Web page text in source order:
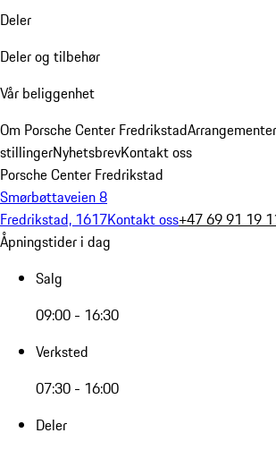
Deler
Deler og tilbehør
Vår beliggenhet
Om Porsche Center FredrikstadArrangementer
stillingerNyhetsbrevKontakt oss
Porsche Center Fredrikstad
Smørbøttaveien 8
Fredrikstad, 1617Kontakt oss+47 69 91 19
Åpningstider i dag
Salg
09:00 - 16:30
Verksted
07:30 - 16:00
Deler